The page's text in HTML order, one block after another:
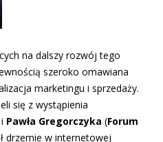
na dalszy rozwój tego
szeroko omawiana
marketingu i sprzedaży.
się z wystąpienia
Pawła Gregorczyka (Forum
drzemie w internetowej